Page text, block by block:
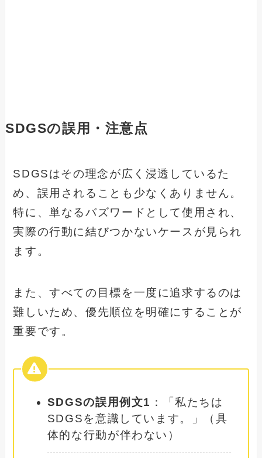
SDGSの誤用・注意点
SDGSはその理念が広く浸透しているた
め、誤用されることも少なくありません。
特に、単なるバズワードとして使用され、
実際の行動に結びつかないケースが見られ
ます。
また、すべての目標を一度に追求するのは
難しいため、優先順位を明確にすることが
重要です。
SDGSの誤用例文1 ：「私たちは
SDGSを意識しています。」（具
体的な行動が伴わない）